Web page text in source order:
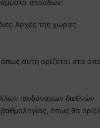
σπουδών:
Αρχές της χώρας
αυτή ορίζεται στα
ισοδύναμων διεθνών
όπως θα